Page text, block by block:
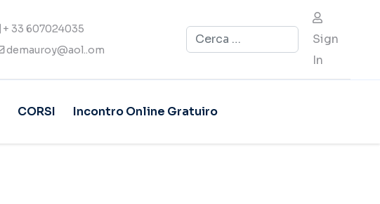
+ 33 607024035
demauroy@aol..om
Cerca
Sign
In
CORSI Incontro Online Gratuiro